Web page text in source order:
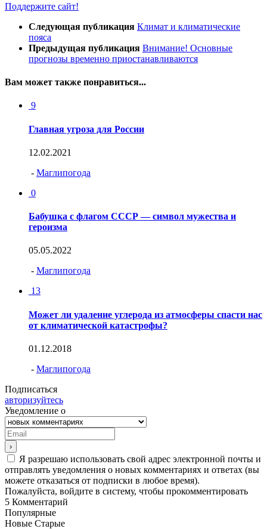
Поддержите сайт!
Следующая публикация Климат и климатические
пояса
Предыдущая публикация Внимание! Основные
прогнозы временно приостанавливаются
Вам может также понравиться...
9
Главная угроза для России
12.02.2021
- Маглипогода
0
Бабушка с флагом СССР — символ мужества и
героизма
05.05.2022
- Маглипогода
13
Может ли удаление углерода из атмосферы спасти нас
от климатической катастрофы?
01.12.2018
- Маглипогода
Подписаться
авторизуйтесь
Уведомление о
Я разрешаю использовать свой адрес электронной почты и
отправлять уведомления о новых комментариях и ответах (вы
можете отказаться от подписки в любое время).
Пожалуйста, войдите в систему, чтобы прокомментировать
5 Комментарий
Популярные
Новые Старые